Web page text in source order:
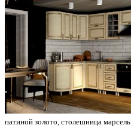
патиной золото, столешница марсель